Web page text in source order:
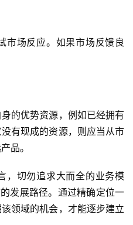
市场反应。如果市场反馈良
的优势资源，例如已经拥有
有现成的资源，则应当从市
品。
，切勿追求大而全的业务模
发展路径。通过精确定位一
领域的机会，才能逐步建立